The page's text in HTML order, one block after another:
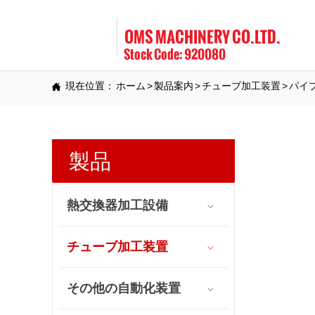
OMS MACHINERY CO.LTD.
Stock Code: 920080
 現在位置： ホーム>製品案内>チューブ加工装置>パイ
熱交換器加工設備 
チューブ加工装置 
その他の自動化装置 
製品